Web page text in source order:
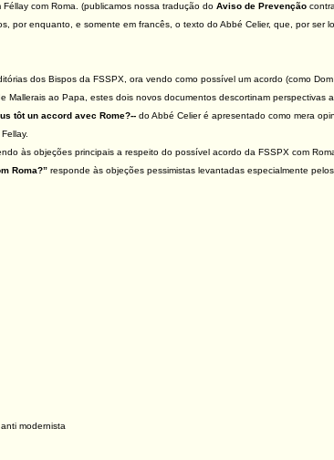
com Roma. (publicamos nossa tradução do Aviso de Prevenção
por enquanto, e somente em francês, o texto do Abbé Celier, que, por ser
dos Bispos da FSSPX, ora vendo como possível um acordo (como
ao Papa, estes dois novos documentos descortinam perspectivas
tôt un accord avec Rome?-- do Abbé Celier é apresentado como mera
às objeções principais a respeito do possível acordo da FSSPX com
Roma?” responde às objeções pessimistas levantadas especialmente
modernista